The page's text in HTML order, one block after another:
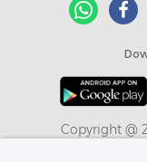
Copyright @